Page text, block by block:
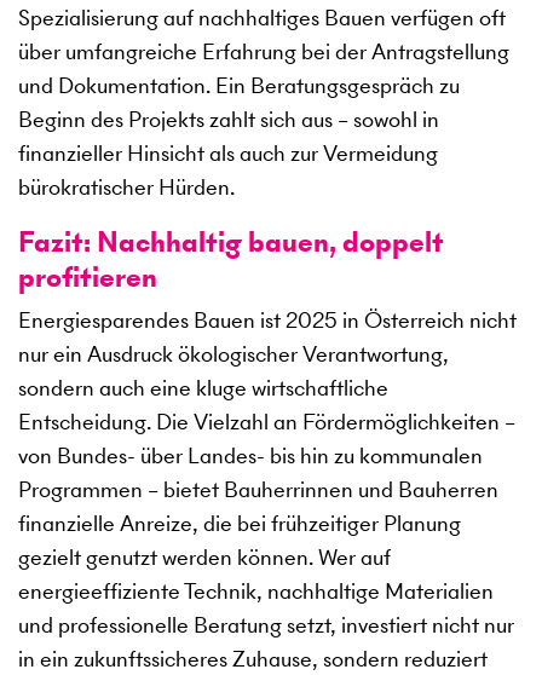
Spezialisierung auf nachhaltiges Bauen verfügen oft
über umfangreiche Erfahrung bei der Antragstellung
und Dokumentation. Ein Beratungsgespräch zu
Beginn des Projekts zahlt sich aus – sowohl in
finanzieller Hinsicht als auch zur Vermeidung
bürokratischer Hürden.
Fazit: Nachhaltig bauen, doppelt
profitieren
Energiesparendes Bauen ist 2025 in Österreich nicht
nur ein Ausdruck ökologischer Verantwortung,
sondern auch eine kluge wirtschaftliche
Entscheidung. Die Vielzahl an Fördermöglichkeiten –
von Bundes- über Landes- bis hin zu kommunalen
Programmen – bietet Bauherrinnen und Bauherren
finanzielle Anreize, die bei frühzeitiger Planung
gezielt genutzt werden können. Wer auf
energieeffiziente Technik, nachhaltige Materialien
und professionelle Beratung setzt, investiert nicht nur
in ein zukunftssicheres Zuhause, sondern reduziert